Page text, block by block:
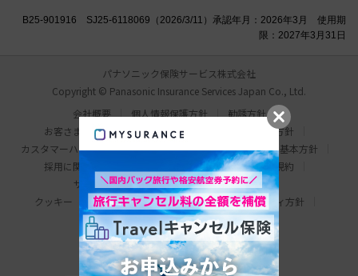
B25-901916 SJ25-6118069（2026/3/11）承認年月：2026年3月 使用期
限：2027年3月31日
パナソニック保険サービス株式会社
Copyright © Panasonic Insurance Services Japan Co., Ltd.
会社概要
個人情報保護方針
勧誘方針
お客さま本位の業務運営方針
比較説明・推奨販売方針
カスタマーハラスメント対応基本方針
情報セキュリティ基本方針
採用に関するお問い合わせ
わたしの保険手帳利用規約
サイトマップ
サイトのご利用にあたって
クッキー（Cookie）について
ウェブアクセシビリティ方針
パナソニック ホールディングス
Area/Country